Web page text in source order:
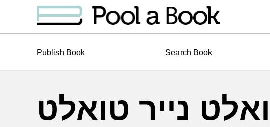
Publish Book Search Book
נייר טואלט